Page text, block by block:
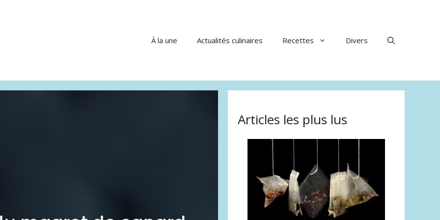
À la une Actualités culinaires Recettes Divers
Articles les plus lus